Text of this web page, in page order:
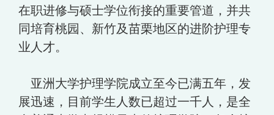
在职进修与硕士学位衔接的重要管道，并共
同培育桃园、新竹及苗栗地区的进阶护理专
业人才。
亚洲大学护理学院成立至今已满五年，发
展迅速，目前学生人数已超过一千人，是全